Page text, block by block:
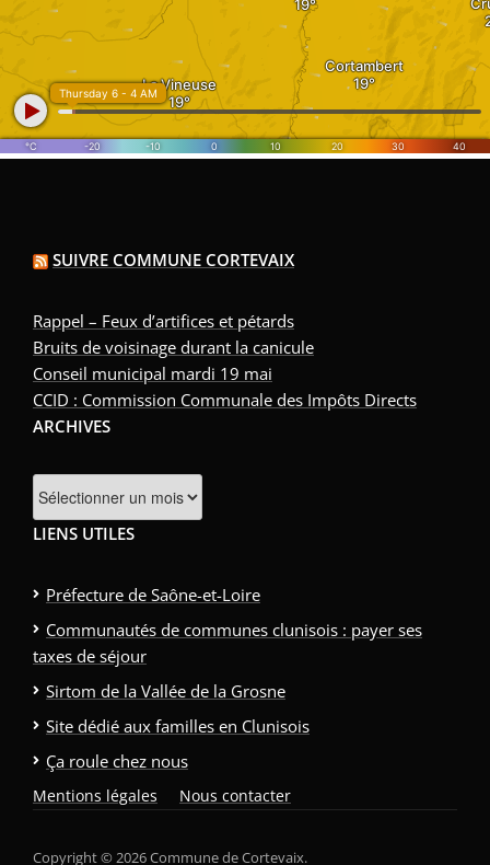
SUIVRE COMMUNE CORTEVAIX
Rappel – Feux d’artifices et pétards
Bruits de voisinage durant la canicule
Conseil municipal mardi 19 mai
CCID : Commission Communale des Impôts Directs
ARCHIVES
LIENS UTILES
Préfecture de Saône-et-Loire
Communautés de communes clunisois : payer ses
taxes de séjour
Sirtom de la Vallée de la Grosne
Site dédié aux familles en Clunisois
Ça roule chez nous
Mentions légales Nous contacter
Copyright © 2026 Commune de Cortevaix.